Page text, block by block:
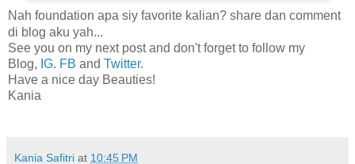
Nah foundation apa siy favorite kalian? share dan comment
di blog aku yah...
See you on my next post and don't forget to follow my
Blog, IG. FB and Twitter.
Have a nice day Beauties!
Kania
Kania Safitri at 10:45 PM